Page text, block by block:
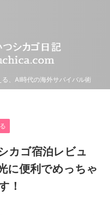
、AI時代の海外サバイバル術
カゴ宿泊レビュ
に便利でめっちゃ
！